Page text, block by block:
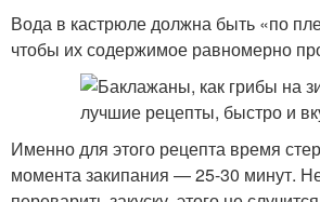
Вода в кастрюле должна быть «по
чтобы их содержимое равномерно
Именно для этого рецепта время
момента закипания — 25-30 минут.